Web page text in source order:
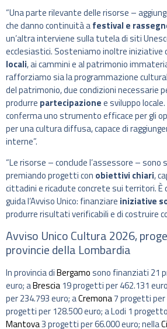
“Una parte rilevante delle risorse –
che danno continuità afestival e
un’altra interviene sulla tutela di siti
ecclesiastici. Sosteniamo inoltre iniziative
locali, ai cammini e al patrimonio
rafforziamo sia la programmazione
del patrimonio, due condizioni necessarie
produrre partecipazionee sviluppo
conferma uno strumento efficace per gli
per una cultura diffusa, capace di
interne”.
“Le risorse – conclude l’assessore –
premiando progetti con obiettivi chiari,
cittadini e ricadute concrete sui territori. È
guida l’Avviso Unico: finanziare iniziative
produrre risultati verificabili e di costruire
Avviso Unico Cultura 2026,
provincie della Lombardia
In provincia diBergamosono finanziati 21
euro; aBrescia 19 progetti per 462.131
per 234.793 euro; aCremona7 progetti per
progetti per 128.500 euro; a Lodi 1
Mantova3 progetti per 66.000 euro; nella